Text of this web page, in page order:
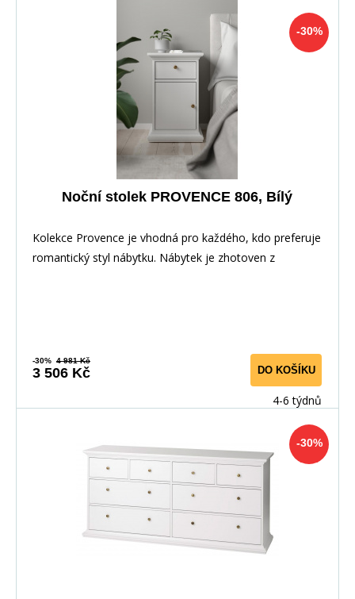
-30%
Noční stolek PROVENCE 806, Bílý
Kolekce Provence je vhodná pro každého, kdo preferuje
romantický styl nábytku. Nábytek je zhotoven z
-30% 4 981 Kč
3 506 Kč DO KOŠÍKU
4-6 týdnů
-30%